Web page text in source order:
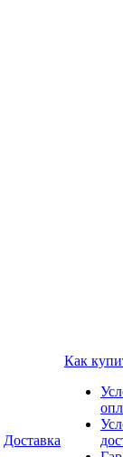
Доставка
Как